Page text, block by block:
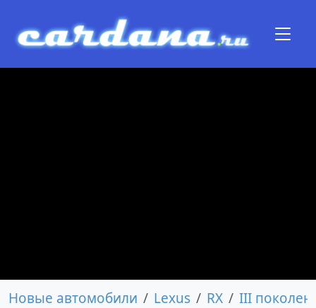
Новые автомобили Lexus RX III